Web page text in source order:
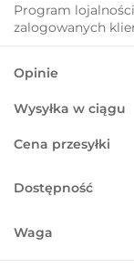
Program
zalogowanych
Opinie
Wysyłka w ciągu
Cena przesyłki
Dostępność
Waga